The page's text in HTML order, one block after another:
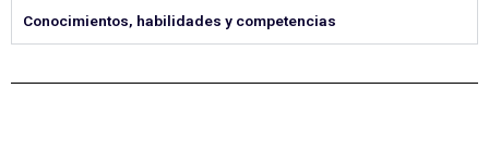
Conocimientos, habilidades y competencias